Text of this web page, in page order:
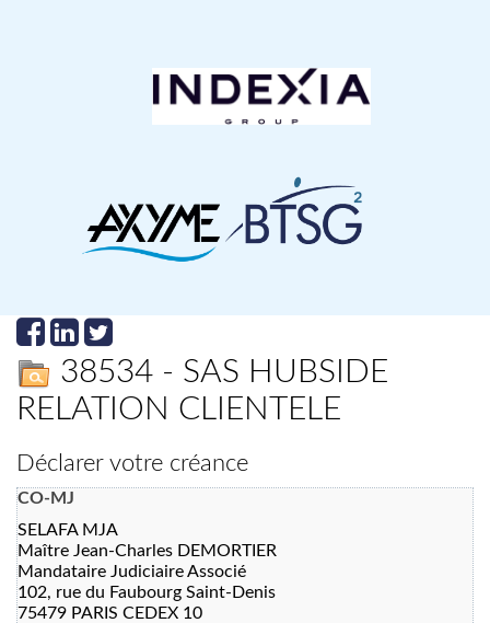
38534 - SAS HUBSIDE
RELATION CLIENTELE
Déclarer votre créance
CO-MJ
SELAFA MJA
Maître Jean-Charles DEMORTIER
Mandataire Judiciaire Associé
102, rue du Faubourg Saint-Denis
75479 PARIS CEDEX 10